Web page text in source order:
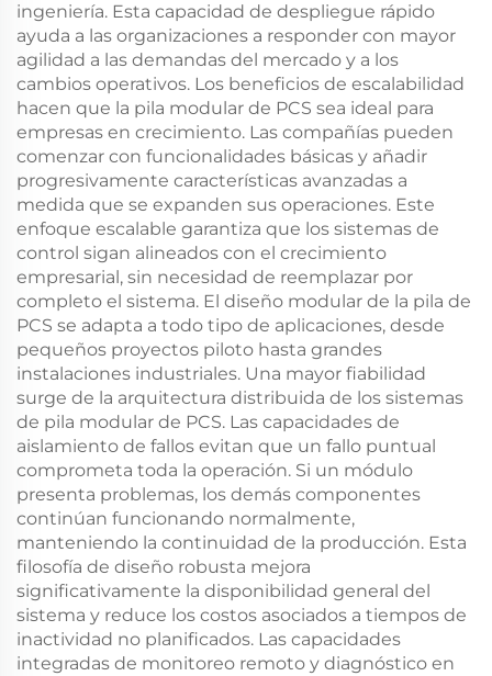
ingeniería. Esta capacidad de despliegue rápido
ayuda a las organizaciones a responder con mayor
agilidad a las demandas del mercado y a los
cambios operativos. Los beneficios de escalabilidad
hacen que la pila modular de PCS sea ideal para
empresas en crecimiento. Las compañías pueden
comenzar con funcionalidades básicas y añadir
progresivamente características avanzadas a
medida que se expanden sus operaciones. Este
enfoque escalable garantiza que los sistemas de
control sigan alineados con el crecimiento
empresarial, sin necesidad de reemplazar por
completo el sistema. El diseño modular de la pila de
PCS se adapta a todo tipo de aplicaciones, desde
pequeños proyectos piloto hasta grandes
instalaciones industriales. Una mayor fiabilidad
surge de la arquitectura distribuida de los sistemas
de pila modular de PCS. Las capacidades de
aislamiento de fallos evitan que un fallo puntual
comprometa toda la operación. Si un módulo
presenta problemas, los demás componentes
continúan funcionando normalmente,
manteniendo la continuidad de la producción. Esta
filosofía de diseño robusta mejora
significativamente la disponibilidad general del
sistema y reduce los costos asociados a tiempos de
inactividad no planificados. Las capacidades
integradas de monitoreo remoto y diagnóstico en